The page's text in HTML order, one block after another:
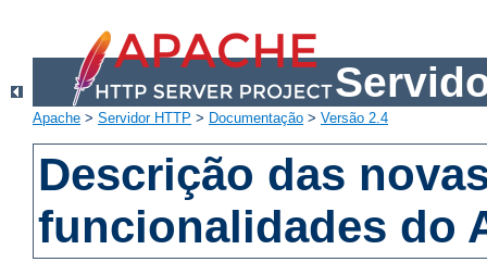
Apache > Servidor HTTP > Documentação > Versão 2.4
Descrição das
funcionalidades do